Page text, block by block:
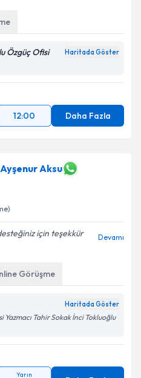
Özgüç Ofisi Haritada Göster
12:00 Daha Fazla
Aksu
için teşekkür
Devamı
Görüşme
Haritada Göster
Yazmacı Tahir Sokak İnci Tokluoğlu
Yarın